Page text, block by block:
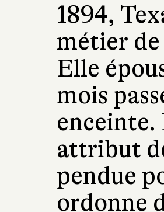
1894,
métier de
Elle
mois
attribut
pendue
ordonne